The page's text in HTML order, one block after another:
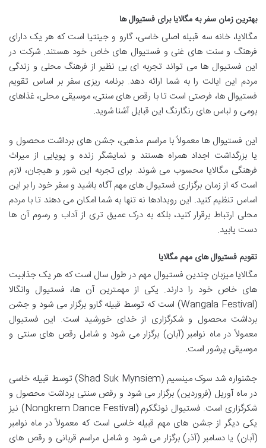
بهترین زمان سفر به مگالایا برای فستیوال ها
مگالایا، خانه سه قبیله اصلی خاسی، گارو و جینتیا است که هر یک دارای
فرهنگ و سنت های غنی و فستیوال های خاص خود هستند. شرکت در
این فستیوال ها می تواند تجربه ای بی نظیر از فرهنگ محلی و زندگی
مردم این ایالت را به شما ارائه دهد. برنامه ریزی سفر بر اساس تقویم
فستیوال ها، فرصتی است تا با رقص های سنتی، موسیقی محلی، غذاهای
بومی و لباس های رنگارنگ این قبایل آشنا شوید.
این فستیوال ها معمولاً با مراسم مذهبی، جشن های برداشت محصول و
یا بزرگداشت اجداد همراه هستند و نمایشگر زنده و پویایی از میراث
فرهنگی مگالایا محسوب می شوند. برای تجربه این شور و هیجان، لازم
است که از زمان برگزاری فستیوال های مهم آگاه باشید و سفر خود را بر این
اساس تنظیم کنید. این رویدادها نه تنها به شما امکان می دهند تا با مردم
محلی ارتباط برقرار کنید، بلکه به درک عمیق تری از آداب و رسوم آن ها
دست یابید.
تقویم فستیوال های مهم مگالایا
مگالایا میزبان چندین فستیوال مهم در طول سال است که هر یک جذابیت
های خاص خود را دارند. یکی از مهمترین آن ها، فستیوال وانگالا
(Wangala Festival) است که توسط قبیله گارو برگزار می شود و جشن
برداشت محصول و شکرگزاری از خدای خورشید است. این فستیوال
معمولاً در ماه نوامبر (آبان) برگزار می شود و شامل رقص های سنتی و
موسیقی پرشور است.
جشنواره شد سوک مینسیم (Shad Suk Mynsiem) توسط قبیله خاسی
در ماه آوریل (فروردین) برگزار می شود و رقص سنتی برداشت محصول و
شکرگزاری است. فستیوال نونگکرم (Nongkrem Dance Festival) نیز
یکی دیگر از جشن های مهم قبیله خاسی است که معمولاً در ماه نوامبر
(آبان) یا دسامبر (آذر) برگزار می شود و شامل مراسم قربانی و رقص های